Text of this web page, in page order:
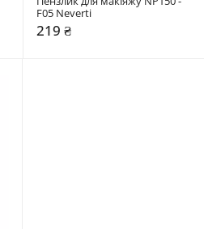
F05 Neverti
219 ₴